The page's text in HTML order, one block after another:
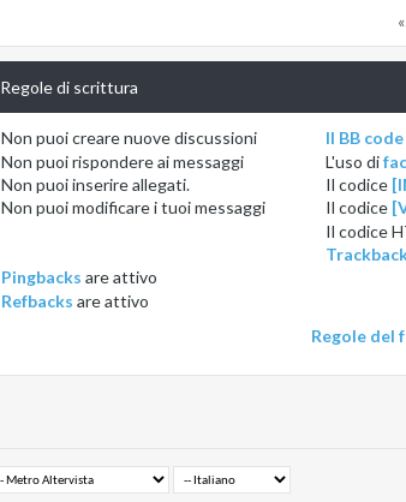
«
Regole di scrittura
Non puoicreare nuove discussioni
Non puoirispondere ai messaggi
Non puoiinserire allegati.
Non puoimodificare i tuoi messaggi
Il BB code
L'uso di
Il codice
Il codice
Il codice
Pingbacks areattivo
Refbacks areattivo
Regole del